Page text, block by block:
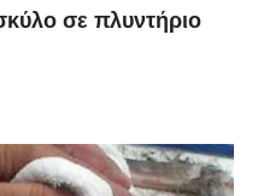
σε πλυντήριο